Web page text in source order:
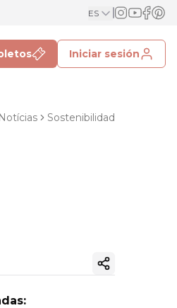
ES
Iniciar sesión
Notícias Sostenibilidad
Copiar enlace